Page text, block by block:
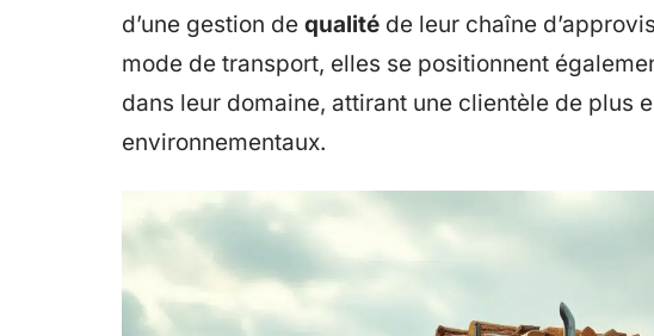
d’une gestion de qualité de leur chaîne
mode de transport, elles se positionnent
dans leur domaine, attirant une clientèle de plus
environnementaux.